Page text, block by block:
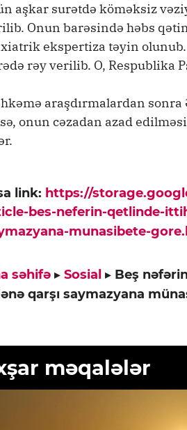
aşkar surətdə köməksiz
Onun barəsində həbs
ekspertiza təyin
rəy verilib. O, Respublika
araşdırmalardan
onun cəzadan azad
link: https://
bes-neferin-qetlinde-
munasibete-
səhifə ▸ Sosial ▸ Beş
qarşı saymazyana
məqalələr